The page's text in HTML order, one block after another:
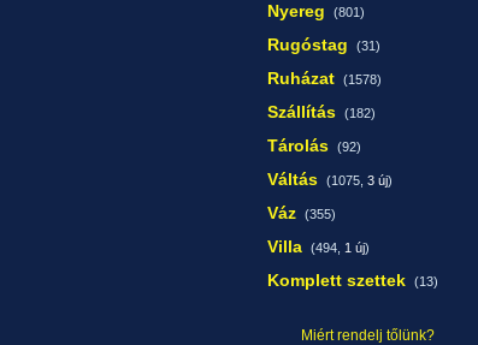
Nyereg (801)
Rugóstag (31)
Ruházat (1578)
Szállítás (182)
Tárolás (92)
Váltás (1075, 3 új)
Váz (355)
Villa (494, 1 új)
Komplett szettek (13)
Miért rendelj tőlünk?